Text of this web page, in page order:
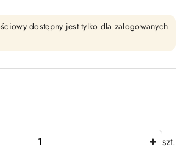
dostępny jest tylko dla zalogowanych
szt.